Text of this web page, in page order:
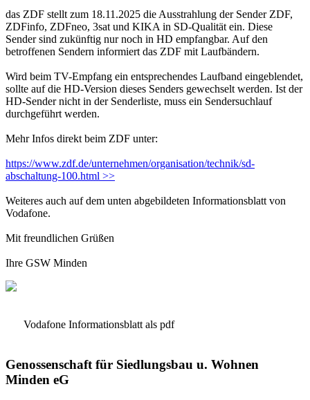
das ZDF stellt zum 18.11.2025 die Ausstrahlung der Sender ZDF,
ZDFinfo, ZDFneo, 3sat und KIKA in SD-Qualität ein. Diese
Sender sind zukünftig nur noch in HD empfangbar. Auf den
betroffenen Sendern informiert das ZDF mit Laufbändern.
Wird beim TV-Empfang ein entsprechendes Laufband eingeblendet,
sollte auf die HD-Version dieses Senders gewechselt werden. Ist der
HD-Sender nicht in der Senderliste, muss ein Sendersuchlauf
durchgeführt werden.
Mehr Infos direkt beim ZDF unter:
https://www.zdf.de/unternehmen/organisation/technik/sd-
abschaltung-100.html >>
Weiteres auch auf dem unten abgebildeten Informationsblatt von
Vodafone.
Mit freundlichen Grüßen
Ihre GSW Minden
Vodafone Informationsblatt als pdf
Genossenschaft für Siedlungsbau u. Wohnen
Minden eG